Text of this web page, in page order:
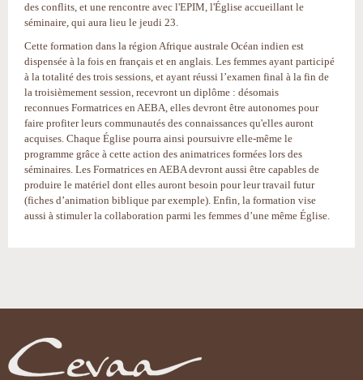
des conflits, et une rencontre avec l'EPIM, l'Église accueillant le
séminaire, qui aura lieu le jeudi 23.
Cette formation dans la région Afrique australe Océan indien est
dispensée à la fois en français et en anglais. Les femmes ayant participé
à la totalité des trois sessions, et ayant réussi l’examen final à la fin de
la troisièmement session, recevront un diplôme : désomais
reconnues Formatrices en AEBA, elles devront être autonomes pour
faire profiter leurs communautés des connaissances qu'elles auront
acquises. Chaque Église pourra ainsi poursuivre elle-même le
programme grâce à cette action des animatrices formées lors des
séminaires. Les Formatrices en AEBA devront aussi être capables de
produire le matériel dont elles auront besoin pour leur travail futur
(fiches d’animation biblique par exemple). Enfin, la formation vise
aussi à stimuler la collaboration parmi les femmes d’une même Église.
document